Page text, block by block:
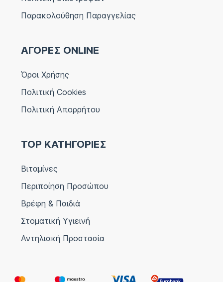
Παρακολούθηση Παραγγελίας
ΑΓΟΡΕΣ ONLINE
Όροι Χρήσης
Πολιτική Cookies
Πολιτική Απορρήτου
TOP ΚΑΤΗΓΟΡΙΕΣ
Βιταμίνες
Περιποίηση Προσώπου
Βρέφη & Παιδιά
Στοματική Υγιεινή
Αντηλιακή Προστασία